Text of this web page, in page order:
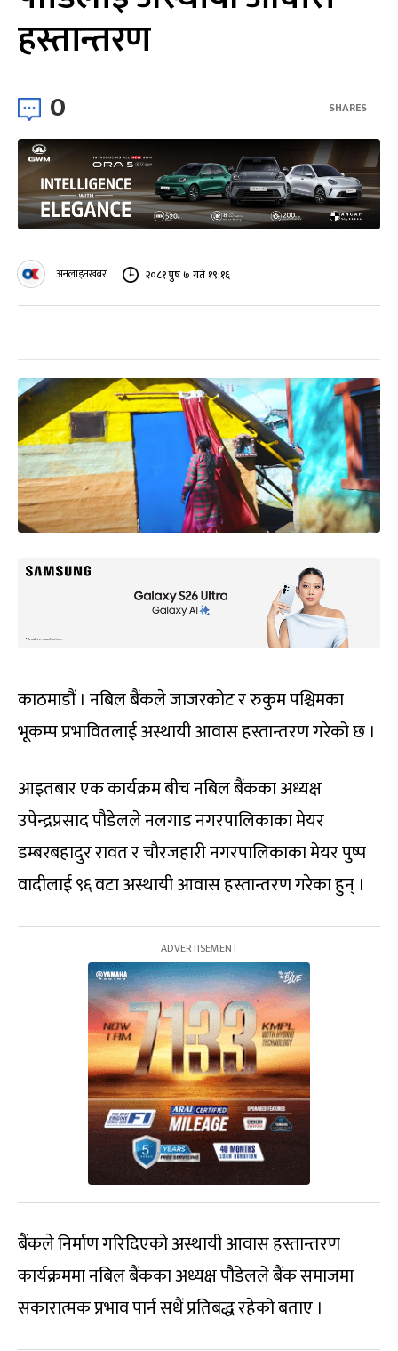
हस्तान्तरण
0 SHARES
अनलाइनखबर २०८१ पुष ७ गते १९:१६
काठमाडौं । नबिल बैंकले जाजरकोट र रुकुम पश्चिमका
भूकम्प प्रभावितलाई अस्थायी आवास हस्तान्तरण गरेको छ ।
आइतबार एक कार्यक्रम बीच नबिल बैंकका अध्यक्ष
उपेन्द्रप्रसाद पौडेलले नलगाड नगरपालिकाका मेयर
डम्बरबहादुर रावत र चौरजहारी नगरपालिकाका मेयर पुष्प
वादीलाई ९६ वटा अस्थायी आवास हस्तान्तरण गरेका हुन् ।
बैंकले निर्माण गरिदिएको अस्थायी आवास हस्तान्तरण
कार्यक्रममा नबिल बैंकका अध्यक्ष पौडेलले बैंक समाजमा
सकारात्मक प्रभाव पार्न सधैं प्रतिबद्ध रहेको बताए ।